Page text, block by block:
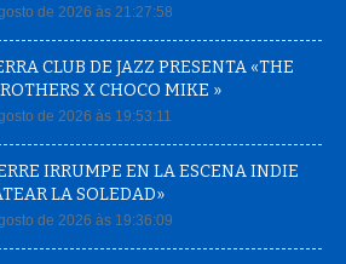
de 2026 às 21:27:58
CLUB DE JAZZ PRESENTA «THE
X CHOCO MIKE »
de 2026 às 19:53:11
IRRUMPE EN LA ESCENA INDIE
LA SOLEDAD»
de 2026 às 19:36:09